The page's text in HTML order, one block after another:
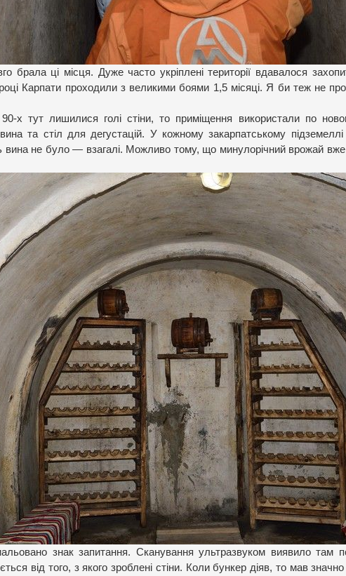
брала ці місця. Дуже часто укріплені території вдавалося
Карпати проходили з великими боями 1,5 місяці. Я би теж не
х тут лишилися голі стіни, то приміщення використали по
та стіл для дегустацій. У кожному закарпатському
вина не було — взагалі. Можливо тому, що минулорічний врожай
знак запитання. Сканування ультразвуком виявило там
від того, з якого зроблені стіни. Коли бункер діяв, то мав